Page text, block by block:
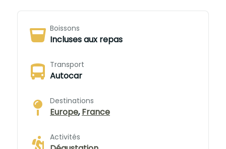
Boissons
Incluses aux repas
Transport
Autocar
Destinations
Europe,France
Activités